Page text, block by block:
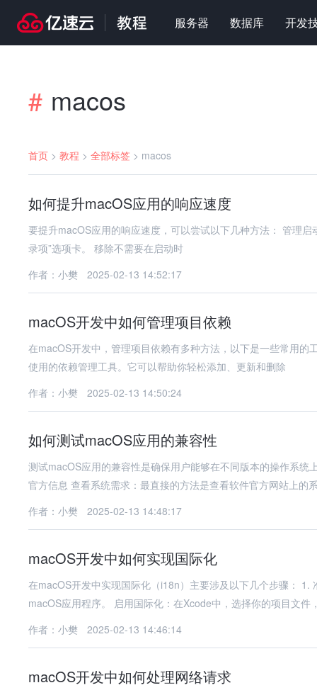
服务器 数据库 开发
# macos
首页 > 教程 > 全部标签 > macos
如何提升macOS应用的响应速度
要提升macOS应用的响应速度，可以尝试以下几种方法： 管理启动项： 打开“系统偏好设置” > “用户与群组” > 选择您的用户账户 > “登
录项”选项卡。 移除不需要在启动时
作者：小樊
2025-02-13 14:52:17
macOS开发中如何管理项目依赖
在macOS开发中，管理项目依赖有多种方法，以下是一些常用
使用的依赖管理工具。它可以帮助你轻松添加、更新和删除
作者：小樊
2025-02-13 14:50:24
如何测试macOS应用的兼容性
测试macOS应用的兼容性是确保用户能够在不同版本的操作系
官方信息 查看系统需求：最直接的方法是查看软件官方网站上
作者：小樊
2025-02-13 14:48:17
macOS开发中如何实现国际化
在macOS开发中实现国际化（i18n）主要涉及以下几个步骤： 1. 准备工作 创建项目：首先，确保你的项目已经创
macOS应用程序。 启用国际化：在Xcode中，选择你的项目文件
作者：小樊
2025-02-13 14:46:14
macOS开发中如何处理网络请求